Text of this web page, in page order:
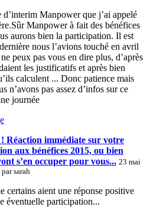
d’interim Manpower que j’ai appelé
Manpower à fait des bénéfices
aurons bien la participation. Il est
nous l’avions touché en avril
peux pas vous en dire plus, d’après
les justificatifs et après bien
calculent ... Donc patience mais
n’avons pas assez d’infos sur ce
journée
Réaction immédiate sur votre
aux bénéfices 2015, ou bien
s’en occuper pour vous... 23 mai
parsarah
certains aient une réponse positive
éventuelle participation...